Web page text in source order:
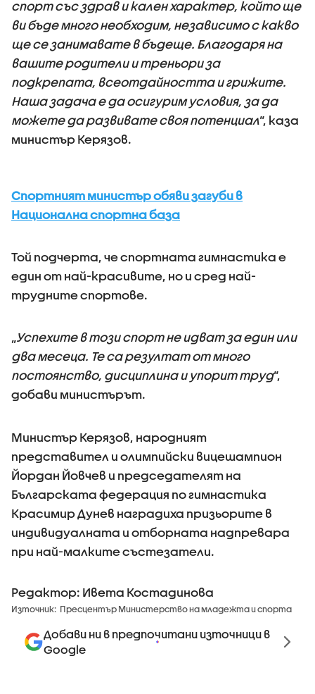
спорт със здрав и кален характер, който ще
ви бъде много необходим, независимо с какво
ще се занимавате в бъдеще. Благодаря на
вашите родители и треньори за
подкрепата, всеотдайността и грижите.
Наша задача е да осигурим условия, за да
можете да развивате своя потенциал“, каза
министър Керязов.
Спортният министър обяви загуби в
Национална спортна база
Той подчерта, че спортната гимнастика е
един от най-красивите, но и сред най-
трудните спортове.
„Успехите в този спорт не идват за един или
два месеца. Те са резултат от много
постоянство, дисциплина и упорит труд“,
добави министърът.
Министър Керязов, народният
представител и олимпийски вицешампион
Йордан Йовчев и председателят на
Българската федерация по гимнастика
Красимир Дунев наградиха призьорите в
индивидуалната и отборната надпревара
при най-малките състезатели.
Редактор: Ивета Костадинова
Източник: Пресцентър Министерство на младежта и спорта
Добави ни в предпочитани източници в
Google